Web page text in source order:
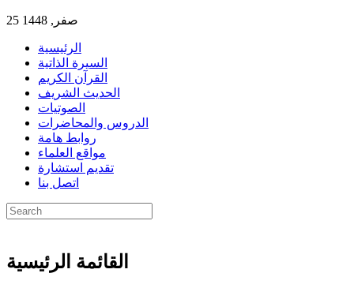
25 صفر, 1448
الرئيسية
السيرة الذاتية
القرآن الكريم
الحديث الشريف
الصوتيات
الدروس والمحاضرات
روابط هامة
مواقع العلماء
تقديم استشارة
اتصل بنا
القائمة الرئيسية